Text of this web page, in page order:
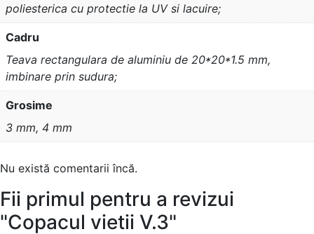
poliesterica cu protectie la UV si lacuire;
Cadru
Teava rectangulara de aluminiu de 20*20*1.5 mm,
imbinare prin sudura;
Grosime
3 mm, 4 mm
Nu există comentarii încă.
Fii primul pentru a revizui
"Copacul vietii V.3"